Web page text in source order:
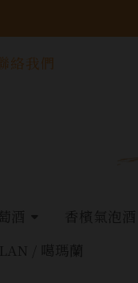
絡我們
酒 香檳氣泡酒
/ 噶瑪蘭